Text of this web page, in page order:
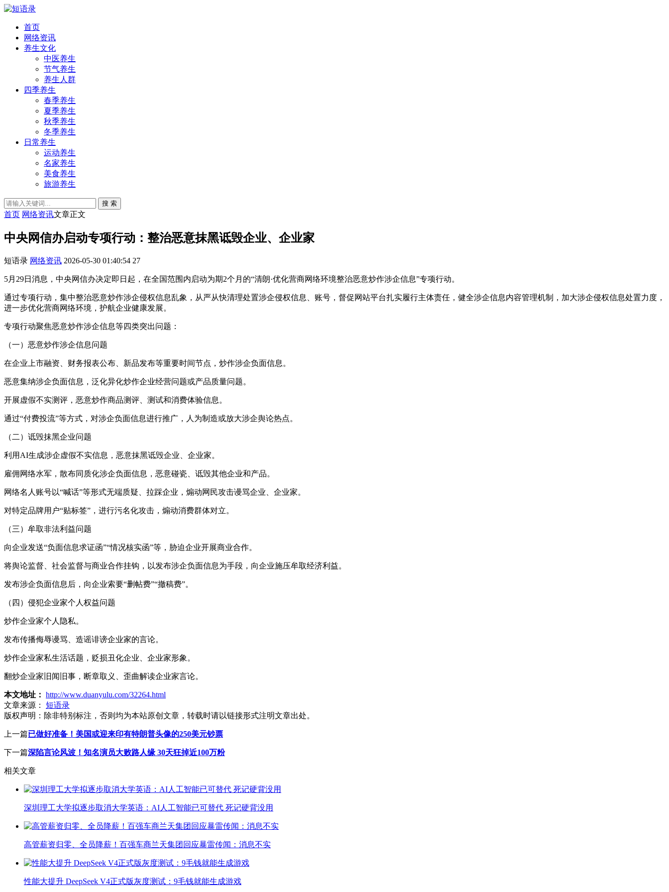
首页
网络资讯
养生文化
中医养生
节气养生
养生人群
四季养生
春季养生
夏季养生
秋季养生
冬季养生
日常养生
运动养生
名家养生
美食养生
旅游养生
搜 索
首页 网络资讯文章正文
中央网信办启动专项行动：整治恶意抹黑诋毁企业、企业家
短语录 网络资讯 2026-05-30 01:40:54 27
5月29日消息，中央网信办决定即日起，在全国范围内启动为期2个月的“清朗·优化营商网络环境整治恶意炒作涉企信息”专项行动。
通过专项行动，集中整治恶意炒作涉企侵权信息乱象，从严从快清理处置涉企侵权信息、账号，督促网站平台扎实履行主体责任，健全涉企信息内容管理机制，加大涉企侵权信息处置力度，
进一步优化营商网络环境，护航企业健康发展。
专项行动聚焦恶意炒作涉企信息等四类突出问题：
（一）恶意炒作涉企信息问题
在企业上市融资、财务报表公布、新品发布等重要时间节点，炒作涉企负面信息。
恶意集纳涉企负面信息，泛化异化炒作企业经营问题或产品质量问题。
开展虚假不实测评，恶意炒作商品测评、测试和消费体验信息。
通过“付费投流”等方式，对涉企负面信息进行推广，人为制造或放大涉企舆论热点。
（二）诋毁抹黑企业问题
利用AI生成涉企虚假不实信息，恶意抹黑诋毁企业、企业家。
雇佣网络水军，散布同质化涉企负面信息，恶意碰瓷、诋毁其他企业和产品。
网络名人账号以“喊话”等形式无端质疑、拉踩企业，煽动网民攻击谩骂企业、企业家。
对特定品牌用户“贴标签”，进行污名化攻击，煽动消费群体对立。
（三）牟取非法利益问题
向企业发送“负面信息求证函”“情况核实函”等，胁迫企业开展商业合作。
将舆论监督、社会监督与商业合作挂钩，以发布涉企负面信息为手段，向企业施压牟取经济利益。
发布涉企负面信息后，向企业索要“删帖费”“撤稿费”。
（四）侵犯企业家个人权益问题
炒作企业家个人隐私。
发布传播侮辱谩骂、造谣诽谤企业家的言论。
炒作企业家私生活话题，贬损丑化企业、企业家形象。
翻炒企业家旧闻旧事，断章取义、歪曲解读企业家言论。
本文地址： http://www.duanyulu.com/32264.html
文章来源：
短语录
版权声明： 除非特别标注，否则均为本站原创文章，转载时请以链接形式注明文章出处。
上一篇已做好准备！美国或迎来印有特朗普头像的250美元钞票
下一篇深陷言论风波！知名演员大败路人缘 30天狂掉近100万粉
相关文章
深圳理工大学拟逐步取消大学英语：AI人工智能已可替代 死记硬背没用
高管薪资归零、全员降薪！百强车商兰天集团回应暴雷传闻：消息不实
性能大提升 DeepSeek V4正式版灰度测试：9毛钱就能生成游戏